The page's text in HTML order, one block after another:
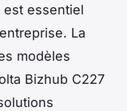
est essentiel
La
modèles
Bizhub C227